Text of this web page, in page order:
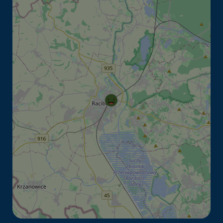
Youtube
Więcej informacji o zasadach plików cookies
możesz znaleźć na:
https://policies.google.com/privacy?hl=pl&gl
=pl